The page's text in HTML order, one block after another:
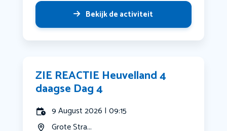
Bekijk de activiteit
ZIE REACTIE Heuvelland 4
daagse Dag 4
9 August 2026 | 09:15
Grote Stra...